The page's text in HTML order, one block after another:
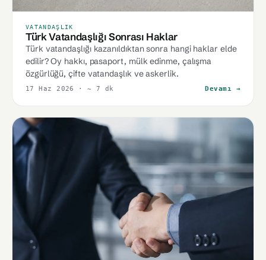
VATANDAŞLIK
Türk Vatandaşlığı Sonrası Haklar
Türk vatandaşlığı kazanıldıktan sonra hangi haklar elde
edilir? Oy hakkı, pasaport, mülk edinme, çalışma
özgürlüğü, çifte vatandaşlık ve askerlik.
17 Haz 2026 · ~ 7 dk Devamı →